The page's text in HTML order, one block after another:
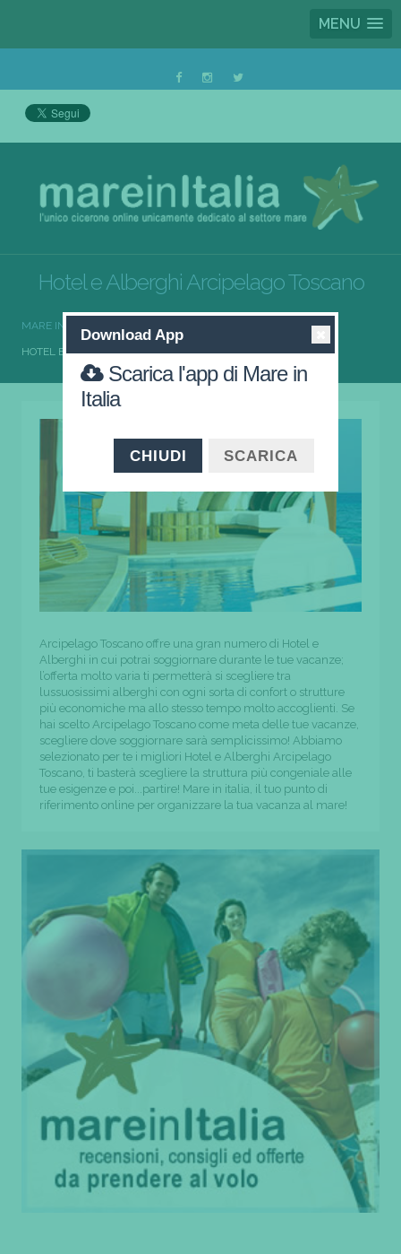
MENU
Hotel e Alberghi Arcipelago Toscano
MARE IN ITALIA
HOTEL E ALBERGHI ARCIPELAGO TOSCANO
Arcipelago Toscano offre una gran numero di Hotel e
Alberghi in cui potrai soggiornare durante le tue vacanze;
l’offerta molto varia ti permetterà si scegliere tra
lussuosissimi alberghi con ogni sorta di confort o strutture
più economiche ma allo stesso tempo molto accoglienti. Se
hai scelto Arcipelago Toscano come meta delle tue vacanze,
scegliere dove soggiornare sarà semplicissimo! Abbiamo
selezionato per te i migliori Hotel e Alberghi Arcipelago
Toscano, ti basterà scegliere la struttura più congeniale alle
tue esigenze e poi...partire! Mare in italia, il tuo punto di
riferimento online per organizzare la tua vacanza al mare!
Download App
Scarica l'app di Mare in
Italia
CHIUDI SCARICA